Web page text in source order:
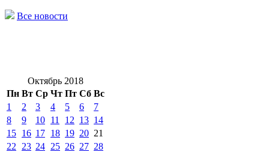
Все новости
Октябрь 2018
Пн Вт Ср Чт Пт Сб Вс
1 2 3 4 5 6
7
8
9 10 11 12 13 14
15 16 17 18 19 20 21
22
23 24 25 26 27 28